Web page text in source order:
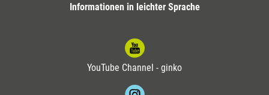
Informationen in leichter Sprache
YouTube Channel - ginko